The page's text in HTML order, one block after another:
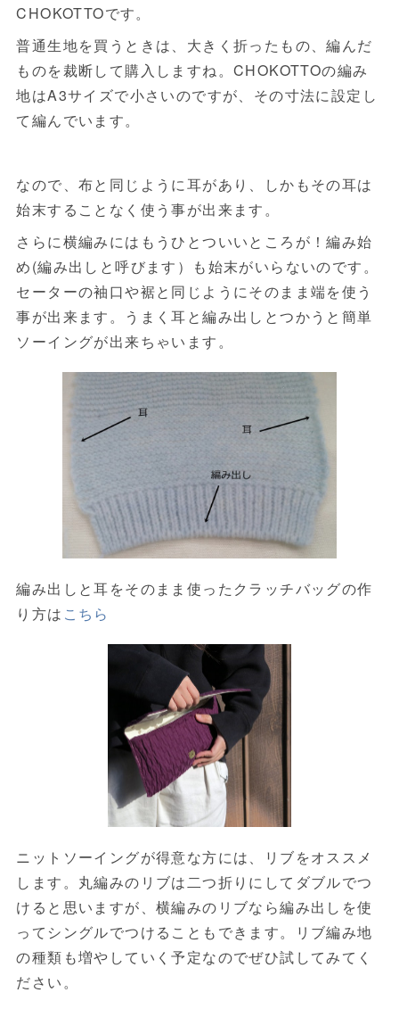
CHOKOTTOです。
普通生地を買うときは、大きく折ったもの、編んだ
ものを裁断して購入しますね。CHOKOTTOの編み
地はA3サイズで小さいのですが、その寸法に設定し
て編んでいます。
なので、布と同じように耳があり、しかもその耳は
始末することなく使う事が出来ます。
さらに横編みにはもうひとついいところが！編み始
め(編み出しと呼びます）も始末がいらないのです。
セーターの袖口や裾と同じようにそのまま端を使う
事が出来ます。うまく耳と編み出しとつかうと簡単
ソーイングが出来ちゃいます。
編み出しと耳をそのまま使ったクラッチバッグの作
り方は こちら
ニットソーイングが得意な方には、リブをオススメ
します。丸編みのリブは二つ折りにしてダブルでつ
けると思いますが、横編みのリブなら編み出しを使
ってシングルでつけることもできます。リブ編み地
の種類も増やしていく予定なのでぜひ試してみてく
ださい。